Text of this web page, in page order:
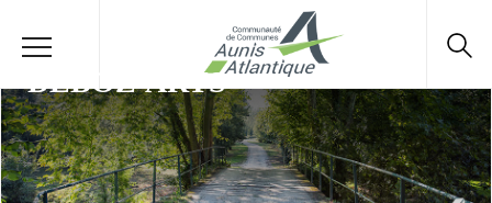
DEBOZ'ARTS